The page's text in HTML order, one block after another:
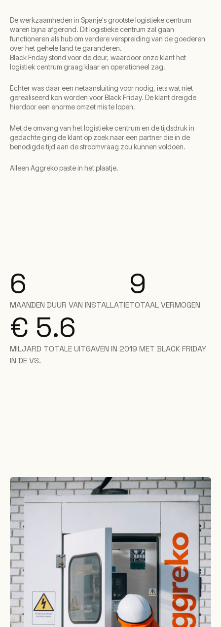
De werkzaamheden in Spanje's grootste logistieke centrum
waren bijna afgerond. Dit logistieke centrum zal gaan
functioneren als hub om verdere verspreiding van de goederen
over het gehele land te garanderen.
Black Friday stond voor de deur, waardoor onze klant het
logistiek centrum graag klaar en operationeel zag.
Echter was daar een netaansluiting voor nodig, iets wat niet
gerealiseerd kon worden voor Black Friday. De klant dreigde
hierdoor een enorme omzet mis te lopen.
Met de omvang van het logistieke centrum en de tijdsdruk in
gedachte ging de klant op zoek naar een partner die in de
benodigde tijd aan de stroomvraag zou kunnen voldoen.
Alleen Aggreko paste in het plaatje.
6
MAANDEN DUUR VAN INSTALLATIE
9
TOTAAL VERMOGEN
€ 5.6
MILJARD TOTALE UITGAVEN IN 2019 MET BLACK FRIDAY
IN DE VS.